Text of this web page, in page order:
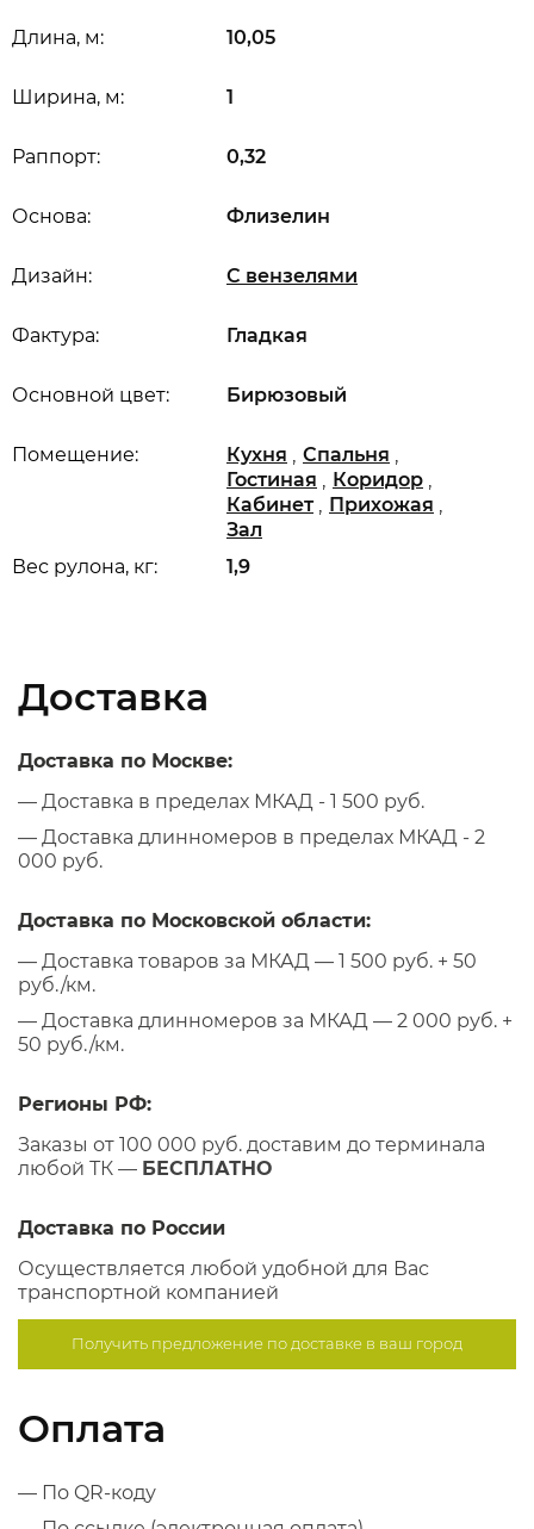
Длина, м: 10,05
Ширина, м: 1
Вес рулона, кг: 1,9
Раппорт: 0,32
Основной цвет: Бирюзовый
Дизайн: С вензелями
Основа: Флизелин
Помещение: Кухня , Спальня ,
Гостиная , Коридор ,
Кабинет , Прихожая ,
Зал
Фактура: Гладкая
Доставка
Доставка по Москве:
— Доставка в пределах МКАД - 1 500 руб.
— Доставка длинномеров в пределах МКАД - 2
000 руб.
Доставка по Московской области:
— Доставка товаров за МКАД — 1 500 руб. + 50
руб./км.
— Доставка длинномеров за МКАД — 2 000 руб. +
50 руб./км.
Регионы РФ:
Заказы от 100 000 руб. доставим до терминала
любой ТК — БЕСПЛАТНО
Доставка по России
Осуществляется любой удобной для Вас
транспортной компанией
Получить предложение подоставке в ваш город
Оплата
— По QR-коду